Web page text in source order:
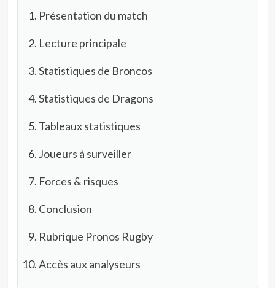
Présentation du match
Lecture principale
Statistiques de Broncos
Statistiques de Dragons
Tableaux statistiques
Joueurs à surveiller
Forces & risques
Conclusion
Rubrique Pronos Rugby
Accès aux analyseurs